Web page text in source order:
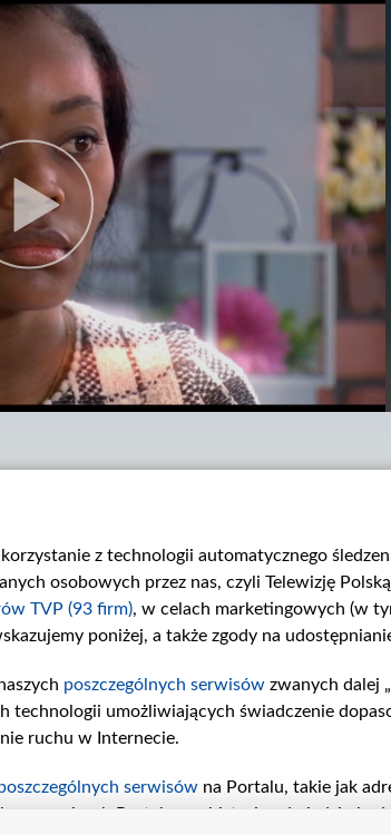
3390
Odcinek 3389
z technologii automatycznego
osobowych przez nas, czyli Telewizję
TVP (93 firm), w celach marketingowych (w
poniżej, a także zgody na
poszczególnych serwisów zwanych dalej
umożliwiających świadczenie
ruchu w Internecie.
serwisów na Portalu, takie jak
serwisach Portalu czy historia odwiedzin będą